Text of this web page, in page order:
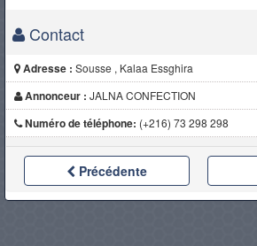
Contact
Adresse : Sousse , Kalaa Essghira
Annonceur : JALNA CONFECTION
Numéro de téléphone: (+216) 73 298 298
Précédente